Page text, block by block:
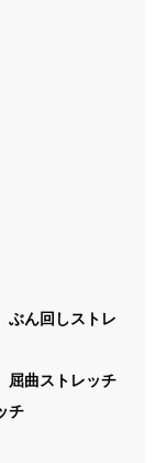
ん回しストレ
曲ストレッチ
チ